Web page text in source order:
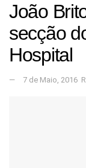
João
secção
Hospital
7 de Maio, 2016